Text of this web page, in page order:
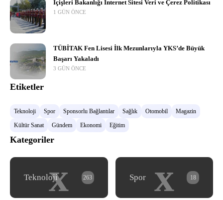
İçişleri Bakanlığı İnternet Sitesi Veri ve Çerez Politikası
1 GÜN ÖNCE
TÜBİTAK Fen Lisesi İlk Mezunlarıyla YKS’de Büyük
Başarı Yakaladı
3 GÜN ÖNCE
Etiketler
Teknoloji Spor Sponsorlu Bağlantılar Sağlık Otomobil
Magazin
Kültür Sanat
Gündem Ekonomi Eğitim
Kategoriler
x
Teknoloji 263 x
Spor 18